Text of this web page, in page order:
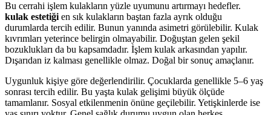
Bu cerrahi işlem kulakların yüzle uyumunu artırmayı hedefler.
kulak estetiği en sık kulakların baştan fazla ayrık olduğu
durumlarda tercih edilir. Bunun yanında asimetri görülebilir. Kulak
kıvrımları yeterince belirgin olmayabilir. Doğuştan gelen şekil
bozuklukları da bu kapsamdadır. İşlem kulak arkasından yapılır.
Dışarıdan iz kalması genellikle olmaz. Doğal bir sonuç amaçlanır.
Uygunluk kişiye göre değerlendirilir. Çocuklarda genellikle 5–6 yaş
sonrası tercih edilir. Bu yaşta kulak gelişimi büyük ölçüde
tamamlanır. Sosyal etkilenmenin önüne geçilebilir. Yetişkinlerde ise